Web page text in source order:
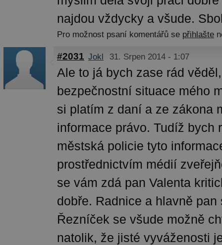
najdou vždycky a všude.
Pro možnost psaní komentářů se přihlašte
#2031 Jokl 31. Srpen 2014 - 1:07
Ale to já bych zase rád
bezpečnostní situace mého
si platím z daní a ze zákona
informace právo. Tudíž bych
městská policie tyto
prostřednictvím médií
se vám zdá pan Valenta
dobře. Radnice a hlavně pan
Řezníček se všude možně
natolik, že jisté vyváženosti